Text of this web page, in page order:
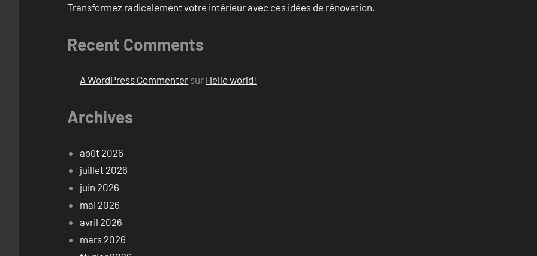
Transformez radicalement votre intérieur avec ces idées de rénovation.
Recent Comments
A WordPress Commenter sur Hello world!
Archives
août 2026
juillet 2026
juin 2026
mai 2026
avril 2026
mars 2026